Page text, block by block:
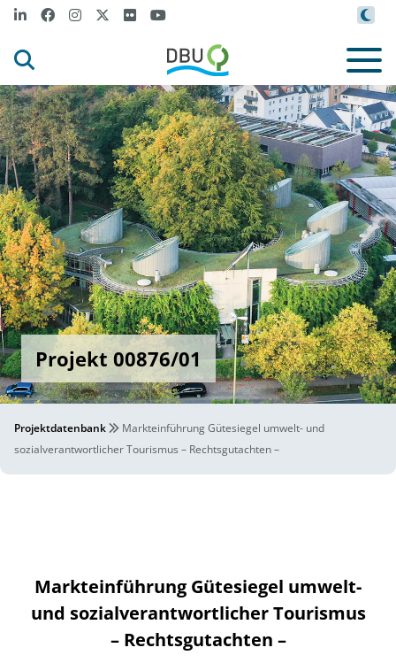
Projekt 00876/01
Projektdatenbank
Markteinführung Gütesiegel umwelt- und
sozialverantwortlicher Tourismus – Rechtsgutachten –
Markteinführung Gütesiegel umwelt-
und sozialverantwortlicher Tourismus
– Rechtsgutachten –